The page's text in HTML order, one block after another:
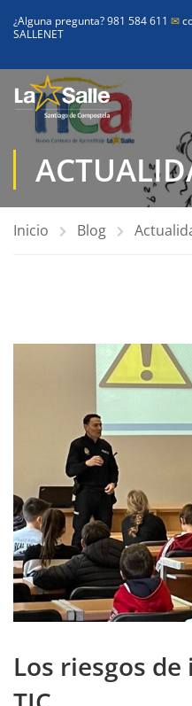
¿Alguna pregunta? 981 584 611 ✉
SALLENET
Inicio Blog
Los riesgos